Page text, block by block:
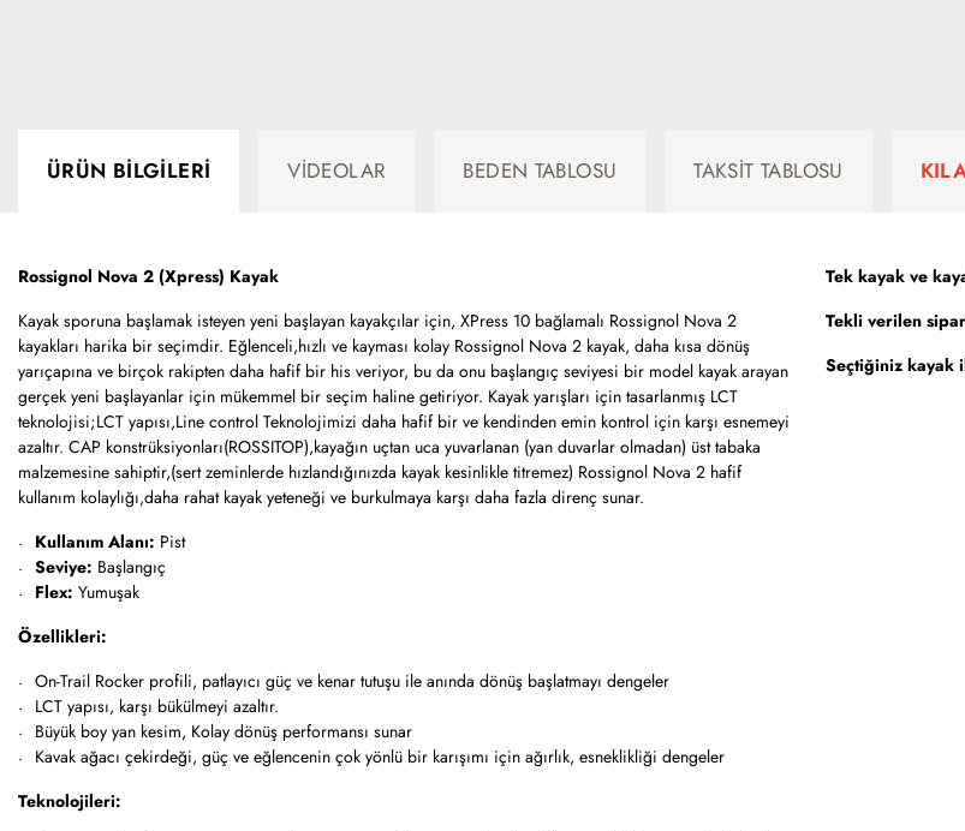
ÜRÜN BILGILERI VIDEOLAR BEDEN TABLOSU TAKSIT TABLOSU
Rossignol Nova 2 (Xpress) Kayak
Kayak sporuna başlamak isteyen yeni başlayan kayakçılar için, XPress 10 bağlamalı Rossignol Nova 2
kayakları harika bir seçimdir. Eğlenceli,hızlı ve kayması kolay Rossignol Nova 2 kayak, daha kısa dönüş
yarıçapına ve birçok rakipten daha hafif bir his veriyor, bu da onu başlangıç seviyesi bir model kayak arayan
gerçek yeni başlayanlar için mükemmel bir seçim haline getiriyor. Kayak yarışları için tasarlanmış LCT
teknolojisi;LCT yapısı,Line control Teknolojimizi daha hafif bir ve kendinden emin kontrol için karşı esnemeyi
azaltır. CAP konstrüksiyonları(ROSSITOP),kayağın uçtan uca yuvarlanan (yan duvarlar olmadan) üst tabaka
malzemesine sahiptir,(sert zeminlerde hızlandığınızda kayak kesinlikle titremez) Rossignol Nova 2 hafif
kullanım kolaylığı,daha rahat kayak yeteneği ve burkulmaya karşı daha fazla direnç sunar.
Kullanım Alanı: Pist
Seviye: Başlangıç
Flex: Yumuşak
Özellikleri:
On-Trail Rocker profili, patlayıcı güç ve kenar tutuşu ile anında dönüş başlatmayı dengeler
LCT yapısı, karşı bükülmeyi azaltır.
Büyük boy yan kesim, Kolay dönüş performansı sunar
Kavak ağacı çekirdeği, güç ve eğlencenin çok yönlü bir karışımı için ağırlık, esneklikliği dengeler
Teknolojileri:
Tek kayak ve
Tekli verilen
Seçtiğiniz kayak